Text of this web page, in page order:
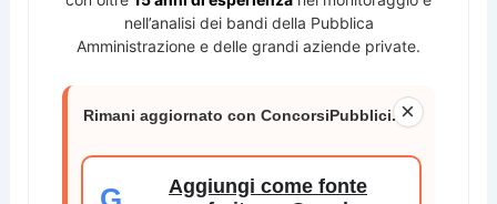
nell’analisi dei bandi della Pubblica
Amministrazione e delle grandi aziende private.
×
Rimani aggiornato con ConcorsiPubblici.net
Aggiungi come fonte